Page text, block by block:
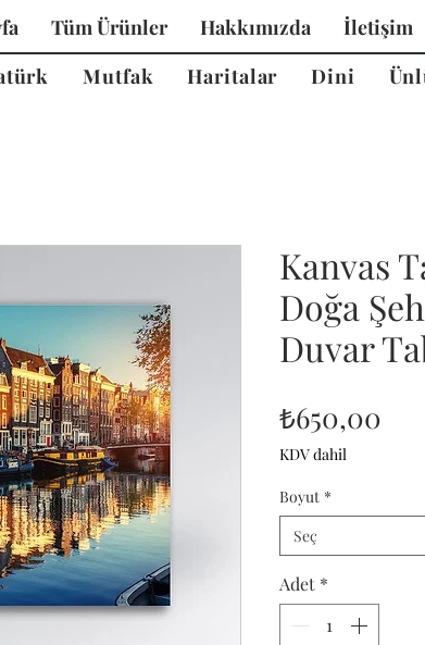
Tüm Ürünler Hakkımızda İletişim
Mutfak Haritalar Dini
Kanvas
Doğa
Duvar
₺650,00
KDV dahil
Boyut *
Seç
Adet *